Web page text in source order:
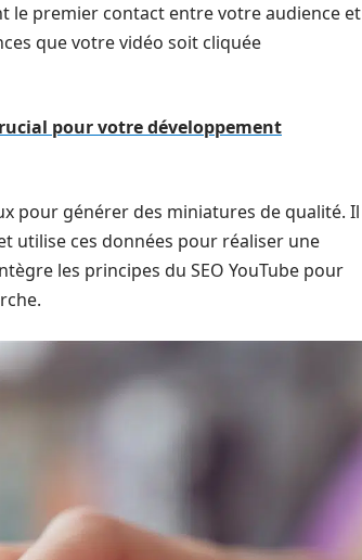
le premier contact entre votre audience et
que votre vidéo soit cliquée
pour votre développement
pour générer des miniatures de qualité. Il
utilise ces données pour réaliser une
les principes du SEO YouTube pour